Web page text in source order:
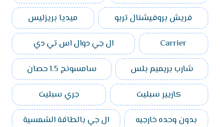
فريش بروفيشنال تربو
ميديا بريزليس
Carrier
ال جي دوال اس تي دي
شارب بريميم بلس
سامسونج 1.5 حصان
كاريير سبليت
جري سبليت
بدون وحده خارجيه
ال جي بالطاقة الشمسية